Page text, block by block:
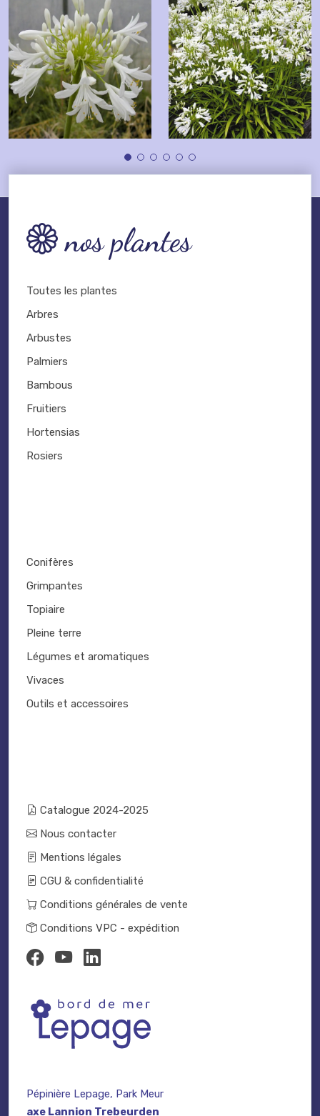
nos plantes
Toutes les plantes
Arbres
Arbustes
Palmiers
Bambous
Fruitiers
Hortensias
Rosiers
Conifères
Grimpantes
Topiaire
Pleine terre
Légumes et aromatiques
Vivaces
Outils et accessoires
Catalogue 2024-2025
Nous contacter
Mentions légales
CGU & confidentialité
Conditions générales de vente
Conditions VPC - expédition
Pépinière Lepage, Park Meur
axe Lannion Trebeurden